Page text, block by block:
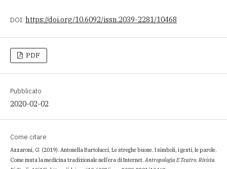
DOI: https://doi.org/10.6092/issn.2039-2281/10468
PDF
Pubblicato
2020-02-02
Come citare
Azzaroni, G. (2019). Antonella Bartolucci, Le streghe buone. I simboli, i gesti, le parole.
Come muta la medicina tradizionale nell’era di Internet.Antropologia E Teatro. Rivista